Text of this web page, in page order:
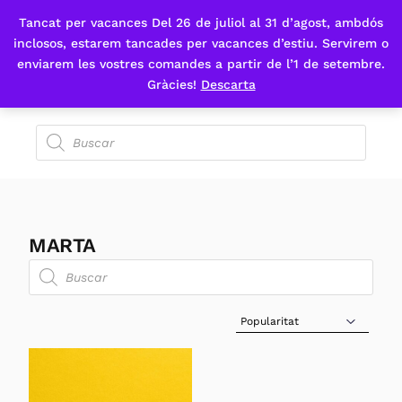
Tancat per vacances Del 26 de juliol al 31 d’agost, ambdós
inclosos, estarem tancades per vacances d’estiu. Servirem o
enviarem les vostres comandes a partir de l’1 de setembre.
Gràcies! Descarta
Fes-te'n sòcia
MARTA
Sort Products